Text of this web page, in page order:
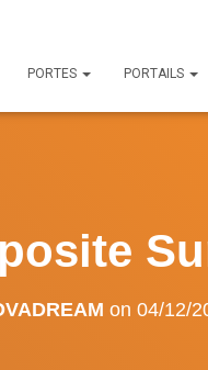
PORTES PORTAILS
on 04/12/